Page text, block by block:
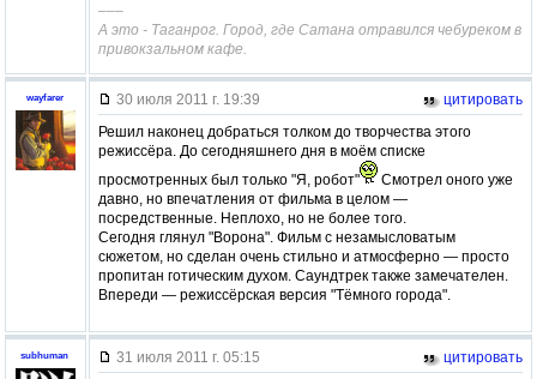
–––
А это - Таганрог. Город, где Сатана отравился чебуреком в
привокзальном кафе.
wayfarer 30 июля 2011 г. 19:39
цитировать
Решил наконец добраться толком до творчества этого
режиссёра. До сегодняшнего дня в моём списке
просмотренных был только "Я, робот"
Смотрел оного уже
давно, но впечатления от фильма в целом —
посредственные. Неплохо, но не более того.
Сегодня глянул "Ворона". Фильм с незамысловатым
сюжетом, но сделан очень стильно и атмосферно — просто
пропитан готическим духом. Саундтрек также замечателен.
Впереди — режиссёрская версия "Тёмного города".
subhuman 31 июля 2011 г. 05:15
цитировать